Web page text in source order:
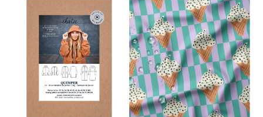
E
G
U
L
A
R
P
R
I
C